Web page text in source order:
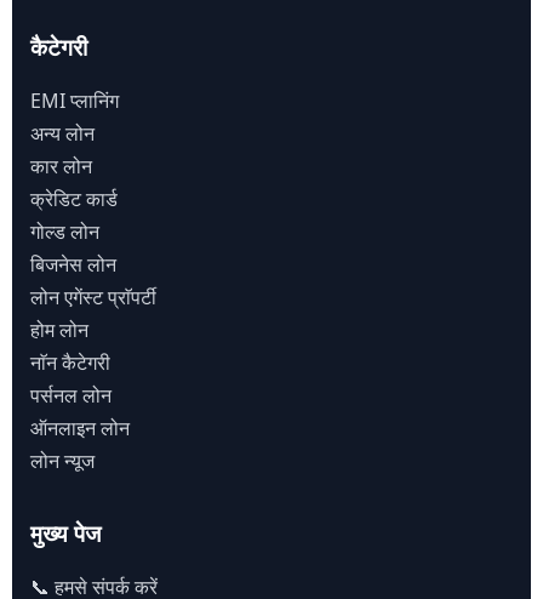
कैटेगरी
EMI प्लानिंग
अन्य लोन
कार लोन
क्रेडिट कार्ड
गोल्ड लोन
बिजनेस लोन
लोन एगेंस्ट प्राॅपर्टी
होम लोन
नाॅन कैटेगरी
पर्सनल लोन
ऑनलाइन लोन
लोन न्यूज
मुख्य पेज
📞 हमसे संपर्क करें